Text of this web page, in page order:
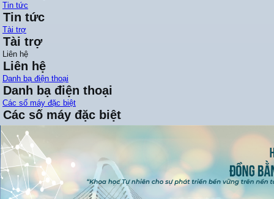
Tin tức
Tin tức
Tài trợ
Tài trợ
Liên hệ
Liên hệ
Danh bạ điện thoại
Danh bạ điện thoại
Các số máy đặc biệt
Các số máy đặc biệt